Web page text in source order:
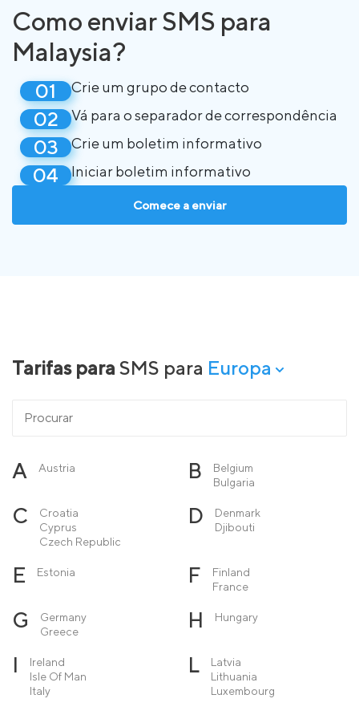
Como enviar SMS para
Malaysia?
Crie um grupo de contacto
Vá para o separador de correspondência
Crie um boletim informativo
Iniciar boletim informativo
Comece a enviar
Tarifas para SMS para Europa
A Austria B
Belgium
Bulgaria
C
Croatia
Cyprus
Czech Republic
D
Denmark
Djibouti
E Estonia F
Finland
France
G
Germany
Greece
H Hungary
I
Ireland
Isle Of Man
Italy
L
Latvia
Lithuania
Luxembourg